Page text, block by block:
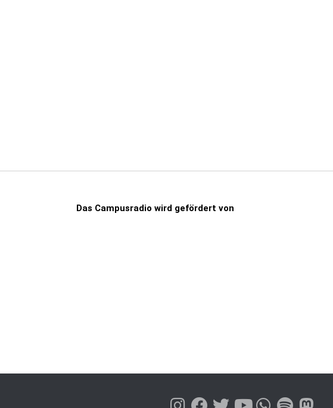
Das Campusradio wird gefördert von